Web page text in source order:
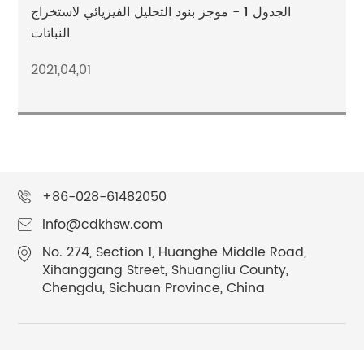
الجدول 1 - موجز بنود التحليل الفيزيائي لاستخراج
النباتات
2021,04,01
+86-028-61482050
info@cdkhsw.com
No. 274, Section 1, Huanghe Middle Road,
Xihanggang Street, Shuangliu County,
Chengdu, Sichuan Province, China